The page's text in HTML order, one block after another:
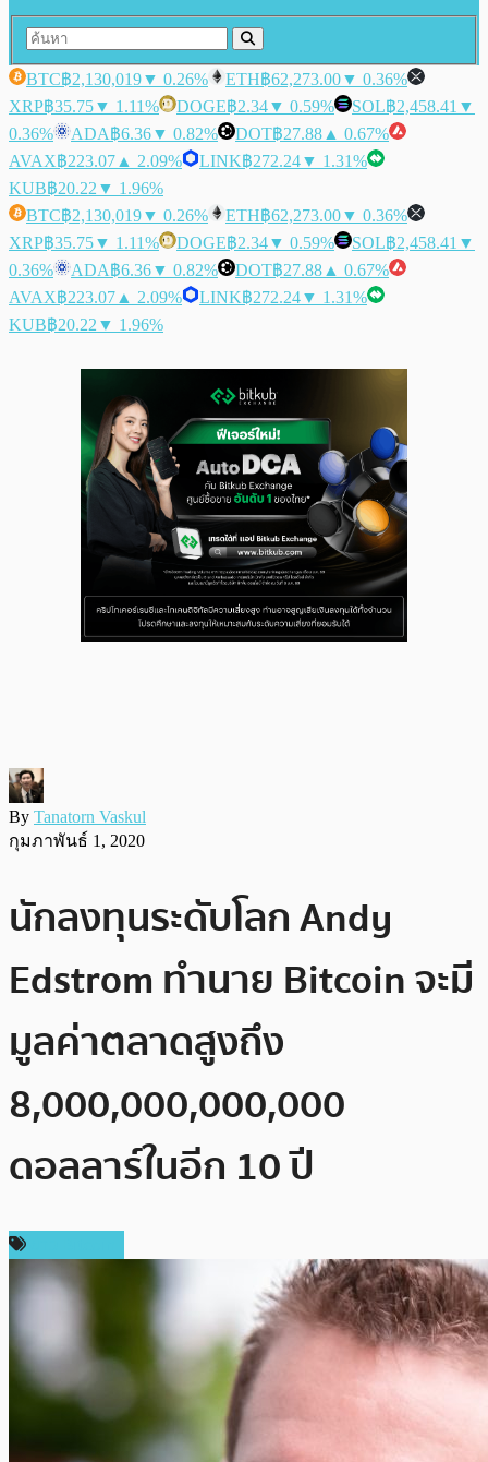
BTC฿2,130,019▼ 0.26% ETH฿62,273.00▼ 0.36%
XRP฿35.75▼ 1.11% DOGE฿2.34▼ 0.59% SOL฿2,458.41 ▼
0.36%
ADA฿6.36▼ 0.82% DOT฿27.88 ▲ 0.67%
AVAX฿223.07 ▲ 2.09% LINK฿272.24▼ 1.31%
KUB฿20.22 ▼ 1.96%
BTC฿2,130,019▼ 0.26% ETH฿62,273.00▼ 0.36%
XRP฿35.75▼ 1.11% DOGE฿2.34▼ 0.59% SOL฿2,458.41 ▼
0.36%
ADA฿6.36▼ 0.82% DOT฿27.88 ▲ 0.67%
AVAX฿223.07 ▲ 2.09% LINK฿272.24▼ 1.31%
KUB฿20.22 ▼ 1.96%
By Tanatorn Vaskul
กุมภาพันธ์ 1, 2020
นักลงทุนระดับโลก Andy
Edstrom ทำนาย Bitcoin จะมี
มูลค่าตลาดสูงถึง
8,000,000,000,000
ดอลลาร์ในอีก 10 ปี